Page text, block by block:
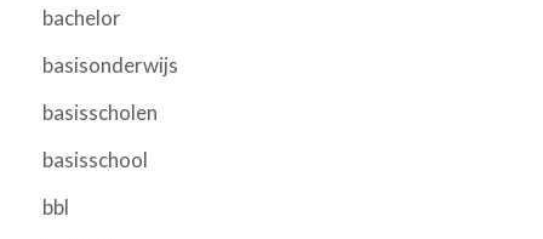
bachelor
basisonderwijs
basisscholen
basisschool
bbl